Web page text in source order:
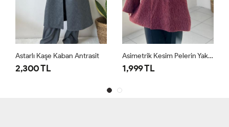
Astarlı Kaşe Kaban Antrasit
2,300 TL
Asimetrik Kesim Pelerin Yaka Kaban Bordo
1,999 TL